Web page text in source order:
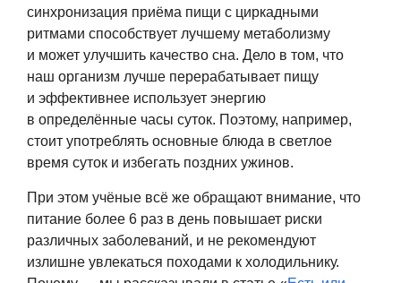
синхронизация приёма пищи с циркадными
ритмами способствует лучшему метаболизму
и может улучшить качество сна. Дело в том, что
наш организм лучше перерабатывает пищу
и эффективнее использует энергию
в определённые часы суток. Поэтому, например,
стоит употреблять основные блюда в светлое
время суток и избегать поздних ужинов.
При этом учёные всё же обращают внимание, что
питание более 6 раз в день повышает риски
различных заболеваний, и не рекомендуют
излишне увлекаться походами к холодильнику.